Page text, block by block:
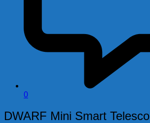
0
DWARF Mini Smart